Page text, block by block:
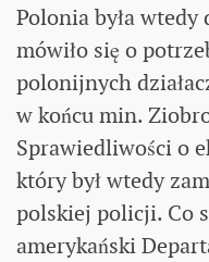
Polonia była wtedy
mówiło się o
polonijnych
w końcu min.
Sprawiedliwości o
który był wtedy
polskiej policji. Co
amerykański